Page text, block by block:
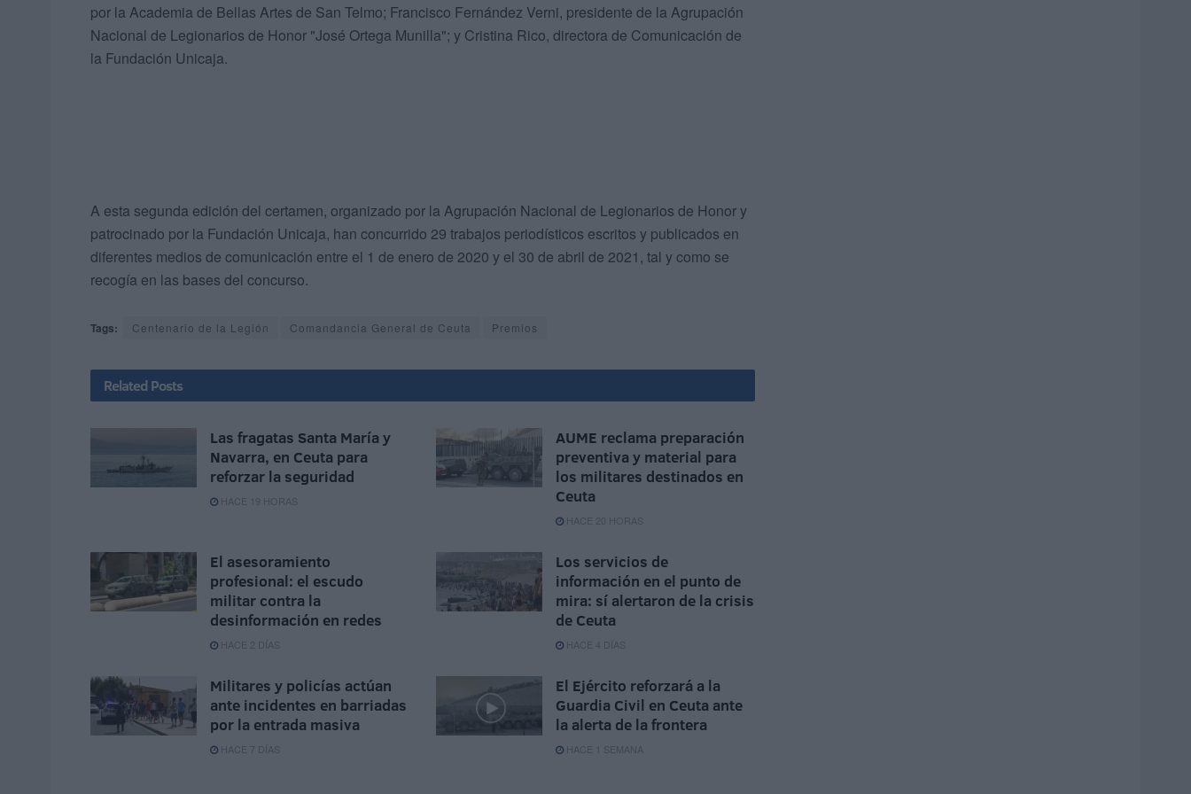
por la Academia de Bellas Artes de San Telmo; Francisco Fernández Verni, presidente de la Agrupación
Nacional de Legionarios de Honor "José Ortega Munilla"; y Cristina Rico, directora de Comunicación de
la Fundación Unicaja.
A esta segunda edición del certamen, organizado por la Agrupación Nacional de Legionarios de Honor y
patrocinado por la Fundación Unicaja, han concurrido 29 trabajos periodísticos escritos y publicados en
diferentes medios de comunicación entre el 1 de enero de 2020 y el 30 de abril de 2021, tal y como se
recogía en las bases del concurso.
Tags: Centenario de la Legión Comandancia General de Ceuta Premios
Related Posts
Las fragatas Santa María y
Navarra, en Ceuta para
reforzar la seguridad
HACE 19 HORAS
AUME reclama preparación
preventiva y material para
los militares destinados en
Ceuta
HACE 20 HORAS
El asesoramiento
profesional: el escudo
militar contra la
desinformación en redes
HACE 2 DÍAS
Los servicios de
información en el punto de
mira: sí alertaron de la crisis
de Ceuta
HACE 4 DÍAS
Militares y policías actúan
ante incidentes en barriadas
por la entrada masiva
HACE 7 DÍAS
El Ejército reforzará a la
Guardia Civil en Ceuta ante
la alerta de la frontera
HACE 1 SEMANA